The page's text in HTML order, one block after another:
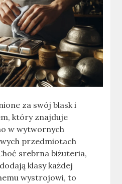
za swój blask i
który znajduje
w wytwornych
przedmiotach
srebrna biżuteria,
klasy każdej
wystrojowi, to